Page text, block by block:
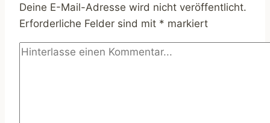
Deine E-Mail-Adresse wird nicht veröffentlicht.
Erforderliche Felder sind mit * markiert